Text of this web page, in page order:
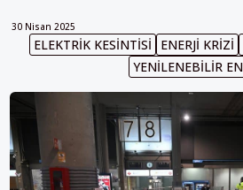
30 Nisan 2025
ELEKTRIK KESINTISI ENERJI KRIZI
YENILENEBILIR